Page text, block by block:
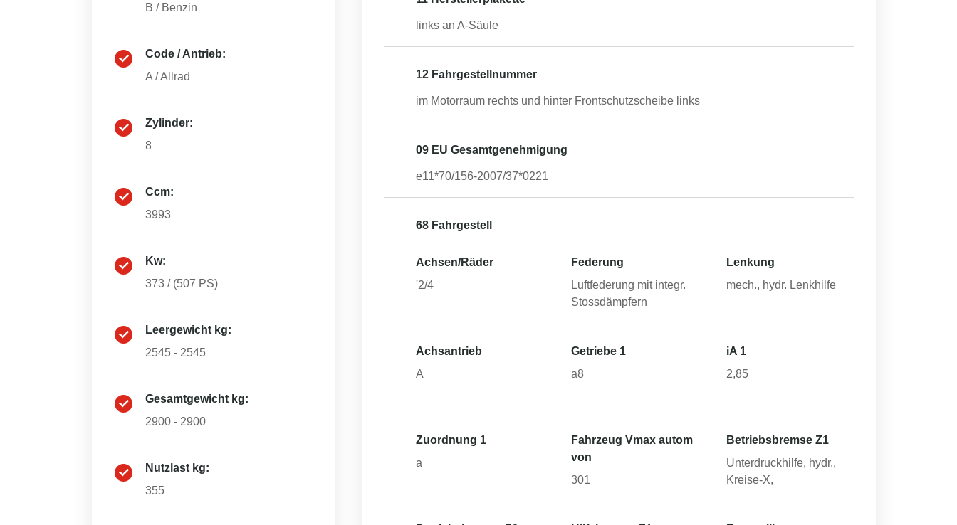
B / Benzin
Code / Antrieb:
A /Allrad
Zylinder:
8
Ccm:
3993
Kw:
373 / (507 PS)
Leergewicht kg:
2545 - 2545
Gesamtgewicht kg:
2900 - 2900
Nutzlast kg:
355
links an A-Säule
12 Fahrgestellnummer
im Motorraum rechts und hinter Frontschutzscheibe links
09 EU Gesamtgenehmigung
e11*70/156-2007/37*0221
68 Fahrgestell
Achsen/Räder
'2/4
Federung
Luftfederung mit integr.
Stossdämpfern
Lenkung
mech., hydr. Lenkhilfe
Achsantrieb
A
Getriebe 1
a8
iA 1
2,85
Zuordnung 1
a
Fahrzeug Vmax autom
von
301
Betriebsbremse Z1
Unterdruckhilfe, hydr.,
Kreise-X,